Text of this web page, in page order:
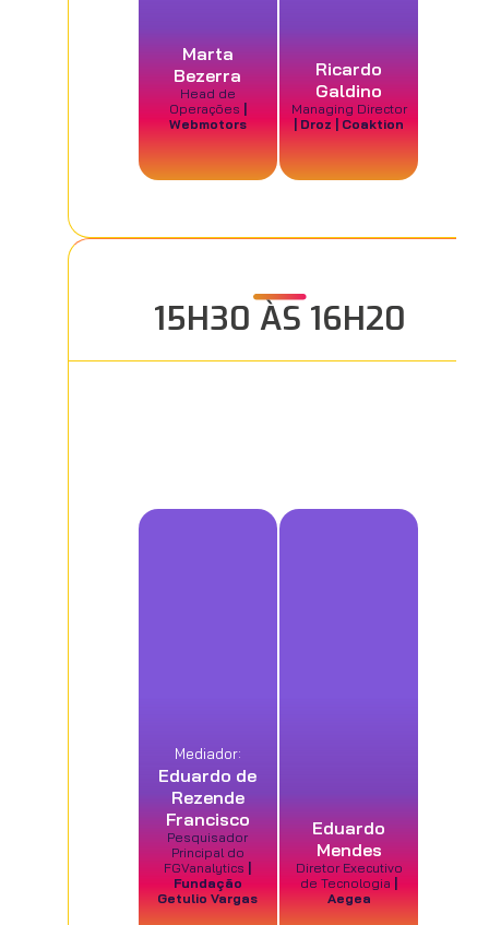
Marta
Bezerra
Head de
Operações
Webmotors
Ricardo
Galdino
Managing Director
| Droz | Coaktion
15H30 ÀS 16H20
Mediador:
Eduardo de
Rezende
Francisco
Pesquisador
Principal do
FGVanalytics
Fundação
Getulio Vargas
Eduardo
Mendes
Diretor Executivo
de Tecnologia
Aegea